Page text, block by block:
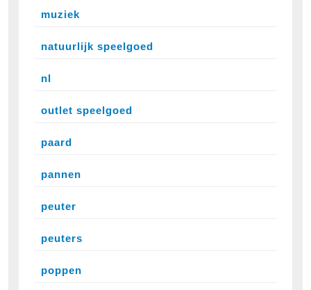
muziek
natuurlijk speelgoed
nl
outlet speelgoed
paard
pannen
peuter
peuters
poppen